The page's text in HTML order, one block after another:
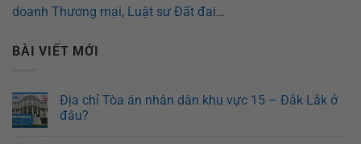
doanh Thương mại, Luật sư Đất đai…
BÀI VIẾT MỚI
Địa chỉ Tòa án nhân dân khu vực 15 – Đắk Lắk ở
đâu?